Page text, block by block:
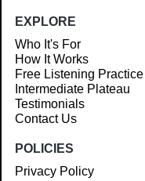
EXPLORE
Who It's For
How It Works
Free Listening Practice
Intermediate Plateau
Testimonials
Contact Us
POLICIES
Privacy Policy